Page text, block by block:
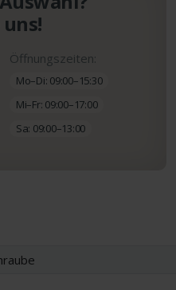
Öffnungszeiten:
Mo–Di: 09:00–15:30
Mi–Fr: 09:00–17:00
Sa: 09:00–13:00